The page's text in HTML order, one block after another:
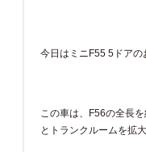
今日はミニF55 5ドアの
この車は、F56の全長
とトランクルームを拡